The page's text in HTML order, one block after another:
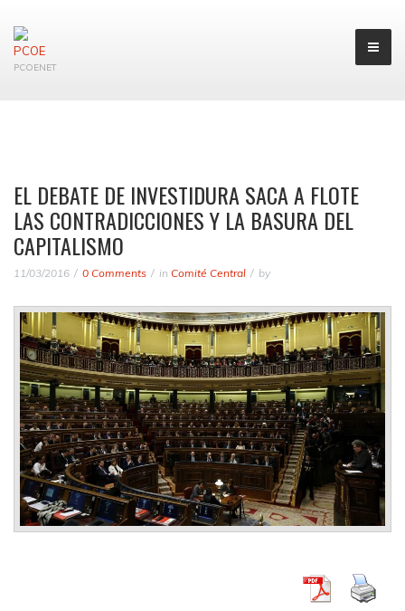
PCOENET
EL DEBATE DE INVESTIDURA SACA A FLOTE
LAS CONTRADICCIONES Y LA BASURA DEL
CAPITALISMO
11/03/2016 0 Comments in Comité Central by